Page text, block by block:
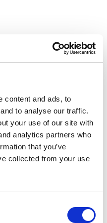
content and ads, to
to analyse our traffic.
your use of our site with
analytics partners who
that you’ve
collected from your use
Zo zal een klas
zijn, minder
competitie-
Hier kan je
leerlingen elkaar
Ook moet
elementen je